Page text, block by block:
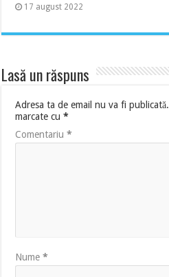
17 august 2022
Lasă un răspuns
Adresa ta de email nu va fi publicată.
marcate cu*
Comentariu*
Nume*